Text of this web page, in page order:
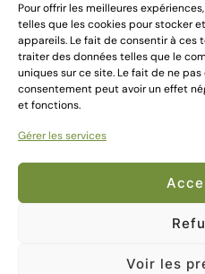
Pour offrir les meilleures
telles que les cookies pour stocker
appareils. Le fait de consentir à ces
traiter des données telles que le
uniques sur ce site. Le fait de ne
consentement peut avoir un effet
et fonctions.
Gérer les services
Voir les
Mentions légales